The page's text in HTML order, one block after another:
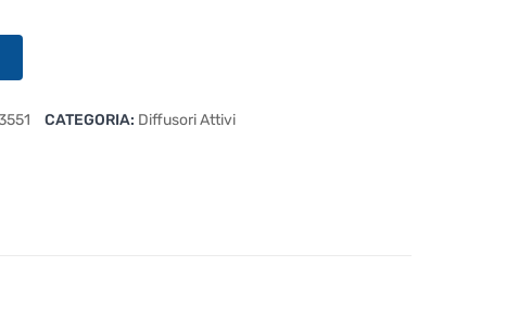
CATEGORIA: Diffusori Attivi